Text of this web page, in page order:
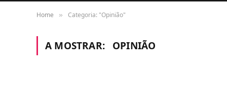
Home » Categoria: "Opinião"
A MOSTRAR: OPINIÃO